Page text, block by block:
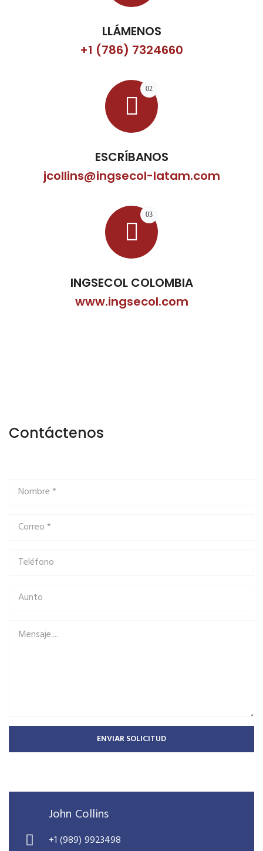
LLÁMENOS
+1 (786) 7324660
02
ESCRÍBANOS
jcollins@ingsecol-latam.com
03
INGSECOL COLOMBIA
www.ingsecol.com
Contáctenos
ENVIAR SOLICITUD
John Collins
+1 (989) 9923498